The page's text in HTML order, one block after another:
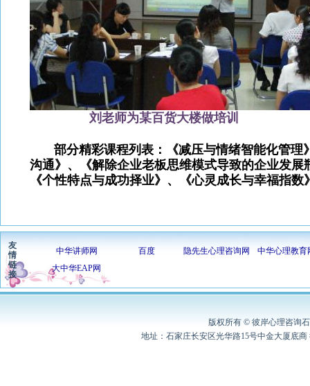
刘老师为某百货大楼做培训
部分精彩课程列表：《减压与情绪智能化管理
沟通》、《解除企业老板思维模式导致的企业发展
《个性特点与成功择业》、《心灵成长与幸福指数
友
情
链
接
中华讲师网 百度 隐先生心理咨询网
中华心理教育
大中华EAP网
版权所有 © 彼岸心理咨询
地址：石家庄长安区光华路15号中金大厦底